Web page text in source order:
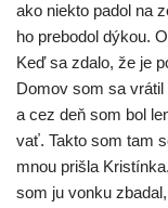
ako nie­kto padol na
ho pre­bo­dol dýkou.
Keď sa zda­lo, že je
Domov som sa
a cez deň som bol
vať. Takto som tam
mnou priš­la
som ju von­ku